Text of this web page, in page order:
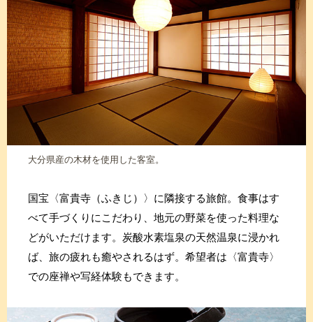
大分県産の木材を使用した客室。
国宝〈富貴寺（ふきじ）〉に隣接する旅館。食事はす
べて手づくりにこだわり、地元の野菜を使った料理な
どがいただけます。炭酸水素塩泉の天然温泉に浸かれ
ば、旅の疲れも癒やされるはず。希望者は〈富貴寺〉
での座禅や写経体験もできます。